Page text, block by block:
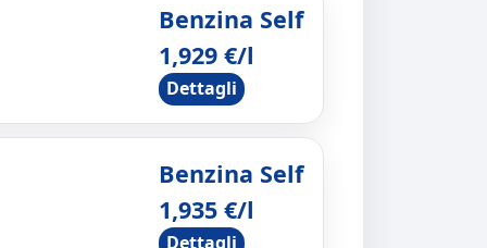
Benzina Self
1,929 €/l
Dettagli
Benzina Self
1,935 €/l
Dettagli